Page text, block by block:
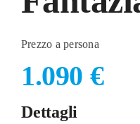
Prezzo a persona
1.090 €
Dettagli